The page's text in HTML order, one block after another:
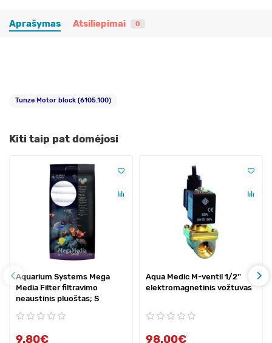
Aprašymas Atsiliepimai 0
Tunze Motor block (6105.100)
Kiti taip pat domėjosi
Aquarium Systems Mega
Media Filter filtravimo
neaustinis pluoštas; S
9.80€
Aqua Medic M-ventil 1/2''
elektromagnetinis vožtuvas
98.00€